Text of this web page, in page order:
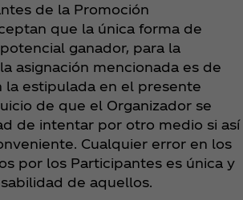
de la Promoción
que la única forma de
ganador, para la
asignación mencionada es de
la estipulada en el presente
de que el Organizador se
de intentar por otro medio si así
Cualquier error en los
por los Participantes es única y
de aquellos.